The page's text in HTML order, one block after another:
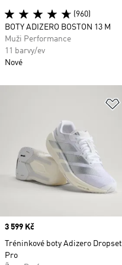
Price
3 599 Kč
Tréninkové boty Adizero Dropset
Pro
(960)
BOTY ADIZERO BOSTON 13 M
Muži Performance
11 barvy/ev
Nové